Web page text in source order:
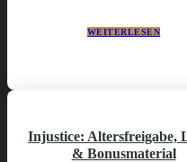
WEITERLESEN
Injustice: Altersfreigabe,
& Bonusmaterial